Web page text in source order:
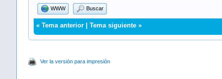
WWW Buscar
«Tema anterior |Tema siguiente »
Ver la versión para impresión